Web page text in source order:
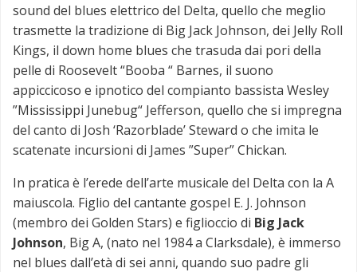
sound del blues elettrico del Delta, quello che meglio
trasmette la tradizione di Big Jack Johnson, dei Jelly Roll
Kings, il down home blues che trasuda dai pori della
pelle di Roosevelt “Booba “ Barnes, il suono
appiccicoso e ipnotico del compianto bassista Wesley
”Mississippi Junebug“ Jefferson, quello che si impregna
del canto di Josh ‘Razorblade’ Steward o che imita le
scatenate incursioni di James ”Super” Chickan.
In pratica è l’erede dell’arte musicale del Delta con la A
maiuscola. Figlio del cantante gospel E. J. Johnson
(membro dei Golden Stars) e figlioccio di Big Jack
Johnson, Big A, (nato nel 1984 a Clarksdale), è immerso
nel blues dall’età di sei anni, quando suo padre gli